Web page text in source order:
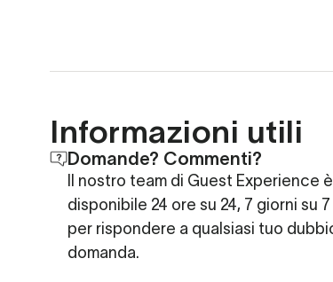
Informazioni utili
Domande? Commenti?
Il nostro team di Guest Experience è
disponibile 24 ore su 24, 7 giorni su 7
per rispondere a qualsiasi tuo
domanda.